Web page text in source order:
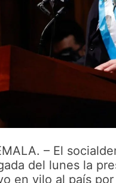
– El
del lunes la
en vilo al país